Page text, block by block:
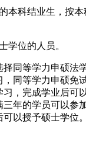
科结业生，按本
位的人员。
同等学力申硕法
同等学力申硕免
习，完成学业后可
年的学员可以参
以授予硕士学位。